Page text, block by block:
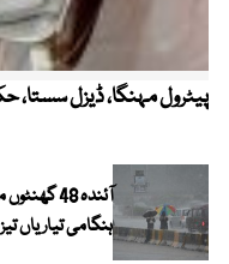
پیٹرول مہنگا، ڈیزل سستا،
آئندہ 48
ہنگامی تیاریاں تیز